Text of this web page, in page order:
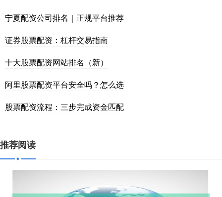
宁夏配资公司排名｜正规平台推荐
证券股票配资：杠杆交易指南
十大股票配资网站排名（新）
阿里股票配资平台安全吗？怎么选
股票配资流程：三步完成资金匹配
推荐阅读